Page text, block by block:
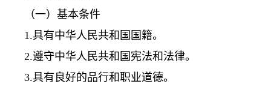
（一）基本条件
1.具有中华人民共和国国籍。
2.遵守中华人民共和国宪法和法律。
3.具有良好的品行和职业道德。